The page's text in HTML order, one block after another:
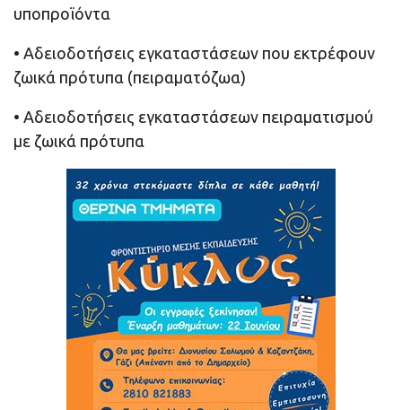
υποπροϊόντα
• Αδειοδοτήσεις εγκαταστάσεων που εκτρέφουν
ζωικά πρότυπα (πειραματόζωα)
• Αδειοδοτήσεις εγκαταστάσεων πειραματισμού
με ζωικά πρότυπα